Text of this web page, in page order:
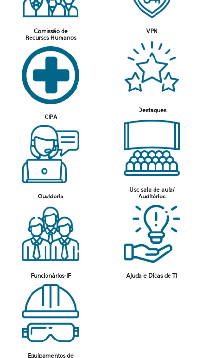
Comissão de
Recursos Humanos
CIPA
Ouvidoria
Funcionários-IF
VPN
Destaques
Uso sala de aula/
Auditórios
Ajuda e Dicas de TI
Equipamentos de